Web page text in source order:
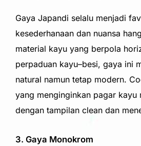
Gaya Japandi selalu menjadi
kesederhanaan dan nuansa
material kayu yang berpola
perpaduan kayu–besi, gaya ini
natural namun tetap modern.
yang menginginkan pagar kayu
dengan tampilan clean dan
3. Gaya Monokrom